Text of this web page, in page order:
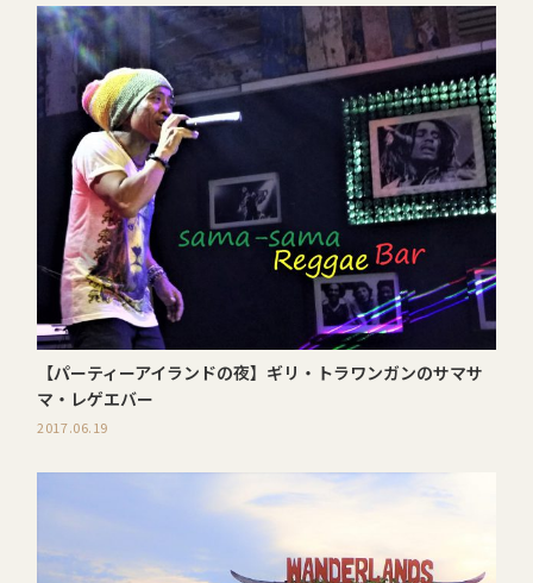
【パーティーアイランドの夜】ギリ・トラワンガンのサマサ
マ・レゲエバー
2017.06.19